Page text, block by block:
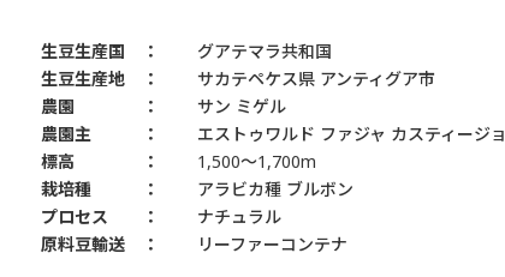
生豆生産国
グアテマラ共和国
生豆生産地
サカテペケス県 アンティグア市
農園
サン ミゲル
農園主
エストゥワルド ファジャ カスティージョ
標高
1,500～1,700m
栽培種
アラビカ種 ブルボン
プロセス
ナチュラル
原料豆輸送
リーファーコンテナ